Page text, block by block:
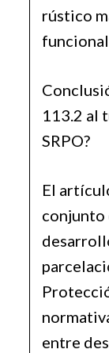
rústico
113.2 al
SRPO?
El
conjunto
entre